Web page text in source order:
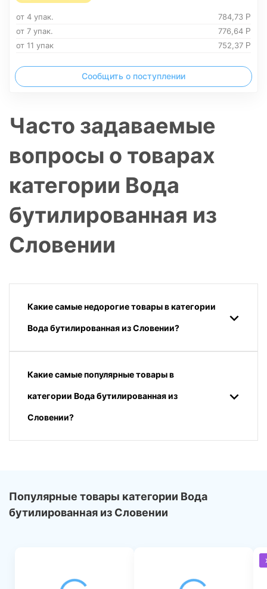
от 4 упак. 784,73 Р
от 7 упак. 776,64 Р
от 11 упак 752,37 Р
Сообщить о поступлении
Часто задаваемые
вопросы о товарах
категории Вода
бутилированная из
Словении
Какие самые недорогие товары в категории
Вода бутилированная из Словении?
Какие самые популярные товары в
категории Вода бутилированная из
Словении?
Популярные товары категории Вода
бутилированная из Словении